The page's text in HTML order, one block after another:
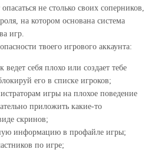
не столько своих соперников,
на котором основана система
игр.
твоего игрового аккаунта:
ведет себя плохо или создает тебе
его в списке игроков;
игры на плохое поведение
приложить какие-то
скринов;
информацию в профайле игры;
по игре;